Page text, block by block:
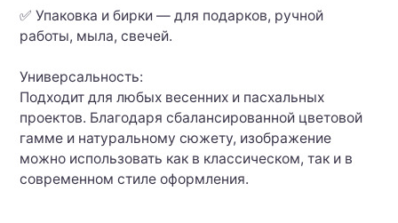
✅ Упаковка и бирки — для подарков, ручной
работы, мыла, свечей.
Универсальность:
Подходит для любых весенних и пасхальных
проектов. Благодаря сбалансированной цветовой
гамме и натуральному сюжету, изображение
можно использовать как в классическом, так и в
современном стиле оформления.